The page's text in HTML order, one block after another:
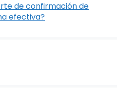
de confirmación de
efectiva?